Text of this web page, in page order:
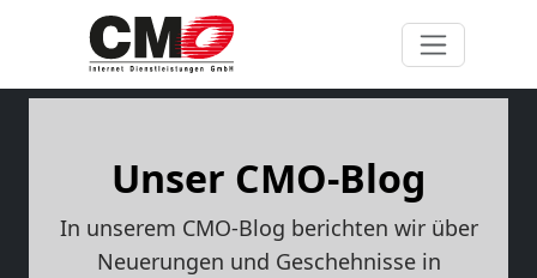
Unser CMO-Blog
In unserem CMO-Blog berichten wir über
Neuerungen und Geschehnisse in